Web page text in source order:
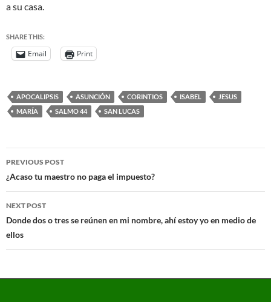
a su casa.
SHARE THIS:
Email Print
APOCALIPSIS ASUNCIÓN CORINTIOS ISABEL
JESUS
MARÍA
SALMO 44 SAN LUCAS
PREVIOUS POST
¿Acaso tu maestro no paga el impuesto?
NEXT POST
Donde dos o tres se reúnen en mi nombre, ahí estoy yo en medio de
ellos